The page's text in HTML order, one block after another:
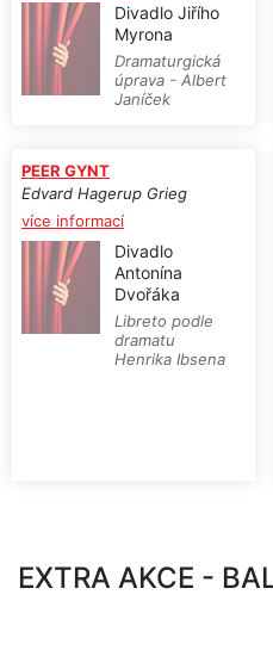
Divadlo Jiřího
Myrona
Dramaturgická
úprava - Albert
Janíček
PEER GYNT
Edvard Hagerup Grieg
více informací
Divadlo
Antonína
Dvořáka
Libreto podle
dramatu
Henrika Ibsena
EXTRA AKCE -